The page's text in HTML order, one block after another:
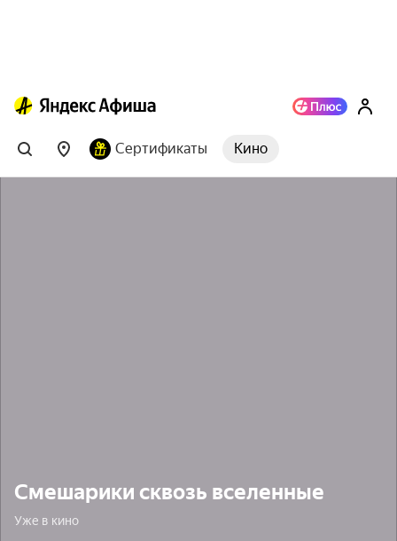
Сертификаты Кино
Смешарики сквозь вселенные
Уже в кино